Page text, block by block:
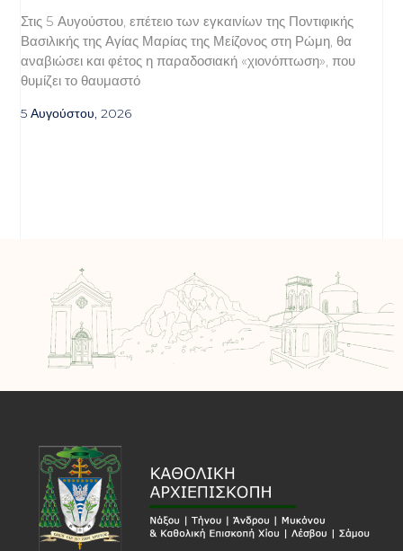
Στις 5 Αυγούστου, επέτειο των εγκαινίων της Ποντιφικής
Βασιλικής της Αγίας Μαρίας της Μείζονος στη Ρώμη, θα
αναβιώσει και φέτος η παραδοσιακή «χιονόπτωση», που
θυμίζει το θαυμαστό
5 Αυγούστου, 2026